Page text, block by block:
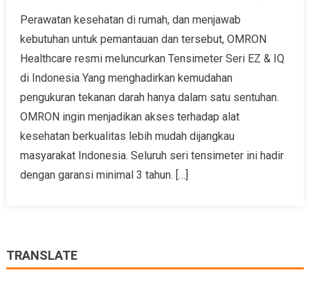
Perawatan kesehatan di rumah, dan menjawab
kebutuhan untuk pemantauan dan tersebut, OMRON
Healthcare resmi meluncurkan Tensimeter Seri EZ & IQ
di Indonesia Yang menghadirkan kemudahan
pengukuran tekanan darah hanya dalam satu sentuhan.
OMRON ingin menjadikan akses terhadap alat
kesehatan berkualitas lebih mudah dijangkau
masyarakat Indonesia. Seluruh seri tensimeter ini hadir
dengan garansi minimal 3 tahun. […]
TRANSLATE